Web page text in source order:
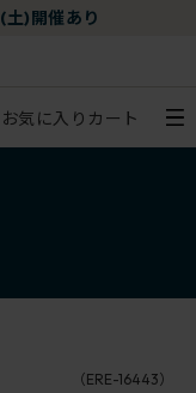
(土)開催あり
お気に入り カート
（ERE-16443）